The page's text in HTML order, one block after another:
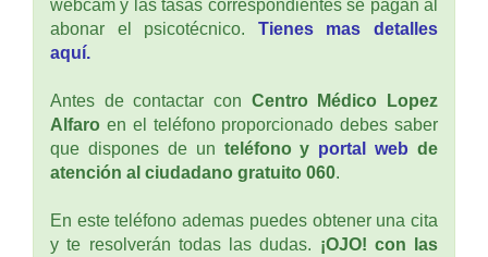
webcam y las tasas correspondientes se pagan al
abonar el psicotécnico. Tienes mas detalles
aquí.
Antes de contactar con Centro Médico Lopez
Alfaro en el teléfono proporcionado debes saber
que dispones de un teléfono y portal web de
atención al ciudadano gratuito 060.
En este teléfono ademas puedes obtener una cita
y te resolverán todas las dudas. ¡OJO! con las